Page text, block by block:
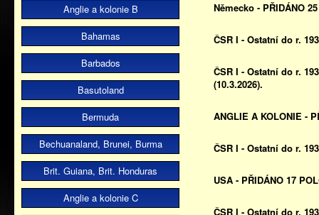
Anglie a kolonie B
Bahamas
Barbados
Basutoland
Bermuda
Bechuanaland, Brunei, Burma
Brit. Guiana, Brit. Honduras
Anglie a kolonie C
Německo - PŘIDÁNO
ČSR I - Ostatní do r.
ČSR I - Ostatní do r.
(10.3.2026).
ANGLIE A KOLONIE -
ČSR I - Ostatní do r.
USA - PŘIDÁNO 17
ČSR I - Ostatní do r.